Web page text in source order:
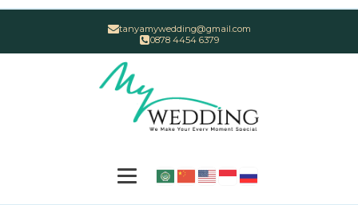
tanyamywedding@gmail.com
0878 4454 6379